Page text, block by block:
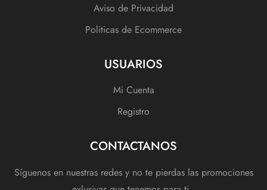
Aviso de Privacidad
Politicas de Ecommerce
USUARIOS
Mi Cuenta
Registro
CONTACTANOS
Síguenos en nuestras redes y no te pierdas las promociones